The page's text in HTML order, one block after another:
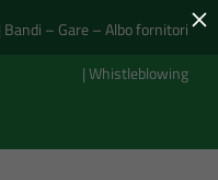
| Bandi – Gare – Albo fornitori
| Whistleblowing
×